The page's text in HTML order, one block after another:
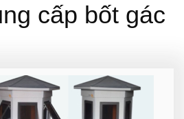
cấp bốt gác